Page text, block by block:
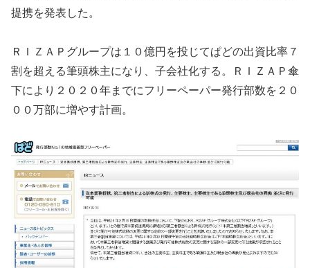
提携を発表した。
ＲＩＺＡＰグループは１０億円を投じてぱどの出資比率７
割を超える筆頭株主になり、子会社化する。ＲＩＺＡＰ傘
下により２０２０年までにフリーペーパー発行部数を２０
００万部に増やす計画。